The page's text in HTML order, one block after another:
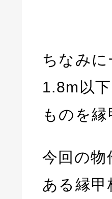
ちなみ
1.8m以
ものを
今回の物
ある縁